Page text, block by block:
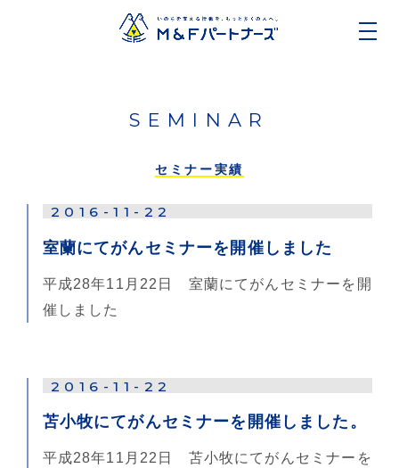
SEMINAR
セミナー実績
2016-11-22
室蘭にてがんセミナーを開催しました
平成28年11月22日 室蘭にてがんセミナーを開
催しました
2016-11-22
苫小牧にてがんセミナーを開催しました。
平成28年11月22日 苫小牧にてがんセミナーを